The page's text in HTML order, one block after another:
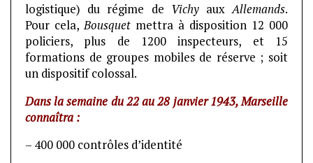
logistique) du régime de VichyauxAllemands.
Pour cela,Bousquet mettra à disposition 12 000
policiers, plus de 1200 inspecteurs, et 15
formations de groupes mobiles de réserve ; soit
un dispositif colossal.
Dans la semaine du 22 au 28 janvier 1943, Marseille
connaîtra :
– 400 000 contrôles d’identité